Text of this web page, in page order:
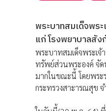
พระบาทสมเด็จพร
แก่ โรงพยาบาลสั
พระบาทสมเด็จพระเจ้
ทรัพย์ส่วนพระองค์ จัด
มากในขณะนี้ โดยพระ
กระทรวงสาะารณสุข